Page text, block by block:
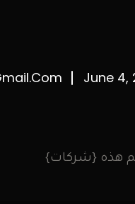
June 4,
هذه {شركات}